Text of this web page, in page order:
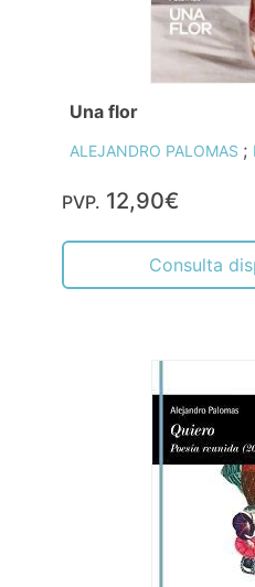
Una flor
ALEJANDRO PALOMAS ;
PVP. 12,90€
Consulta